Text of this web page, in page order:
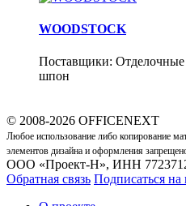
WOODSTOCK
Поставщики:
шпон
© 2008-2026 OFFICENEXT
Любое использование либо копирование
элементов дизайна и оформления
ООО «Проект-Н», ИНН
Обратная связь Подписаться на